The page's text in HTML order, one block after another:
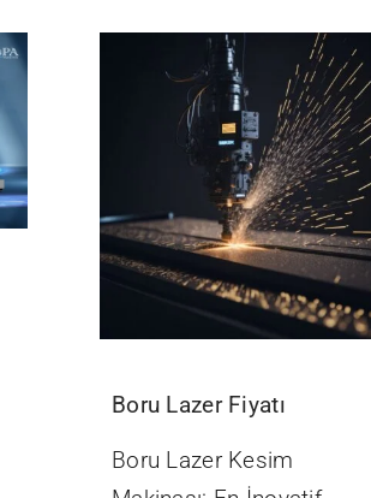
Boru Lazer Fiyatı
Boru Lazer Kesim